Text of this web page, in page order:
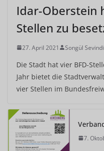
Idar-Oberstein
Stellen zu
27. April 2021 Songül
Die Stadt hat vier BFD-
Jahr bietet die
vier Stellen im
7.